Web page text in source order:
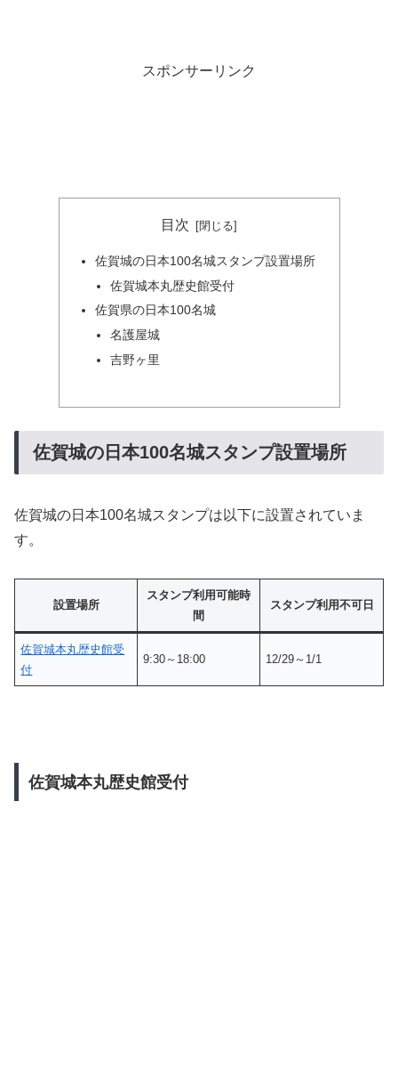
スポンサーリンク
目次
佐賀城の日本100名城スタンプ設置場所
佐賀城本丸歴史館受付
佐賀県の日本100名城
名護屋城
吉野ヶ里
佐賀城の日本100名城スタンプ設置場所
佐賀城の日本100名城スタンプは以下に設置されていま
す。
設置場所
スタンプ利用可能時
間
スタンプ利用不可日
佐賀城本丸歴史館受
付
9:30～18:00 12/29～1/1
佐賀城本丸歴史館受付